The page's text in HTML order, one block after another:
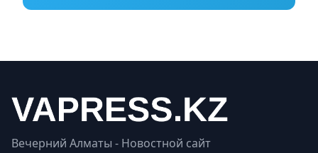
Вечерний Алматы - Новостной сайт